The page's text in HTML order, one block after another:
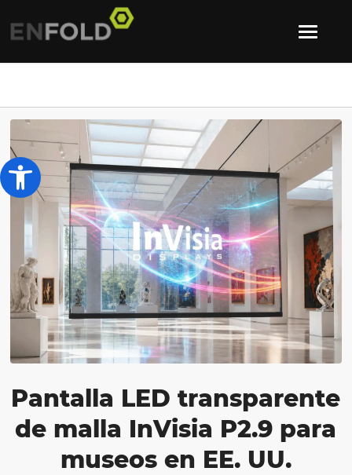
Pantalla LED transparente
de malla InVisia P2.9 para
museos en EE. UU.
Abrir barra de herramientas